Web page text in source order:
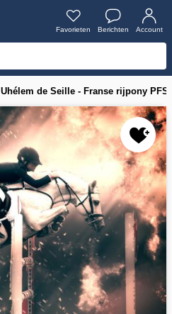
Favorieten Berichten Account
Uhélem de Seille - Franse rijpony PFS